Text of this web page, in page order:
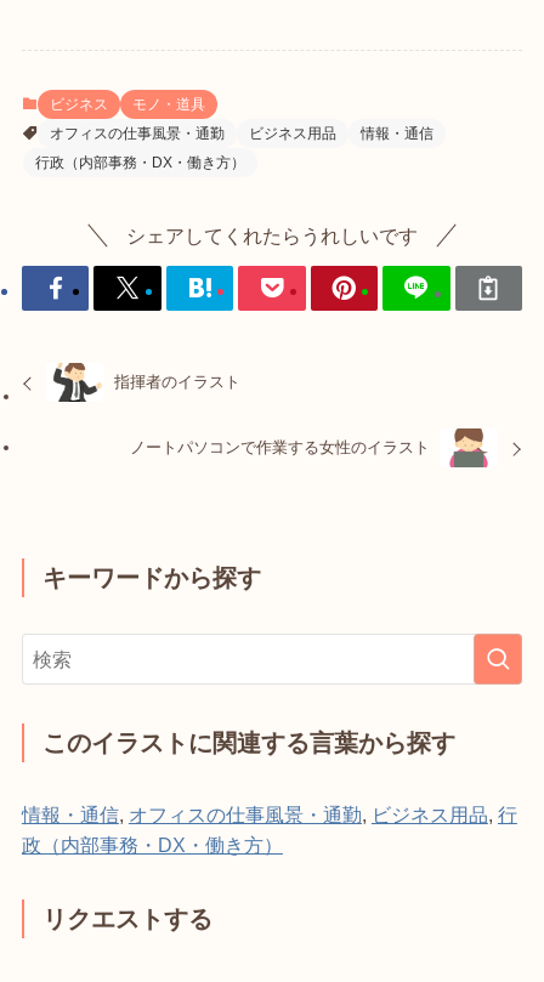
ビジネス
モノ・道具
オフィスの仕事風景・通勤
ビジネス用品
情報・通信
行政（内部事務・DX・働き方）
シェアしてくれたらうれしいです
指揮者のイラスト
ノートパソコンで作業する女性のイラスト
キーワードから探す
このイラストに関連する言葉から探す
情報・通信, オフィスの仕事風景・通勤 ビジネス用品 行
政（内部事務・DX・働き方）
リクエストする